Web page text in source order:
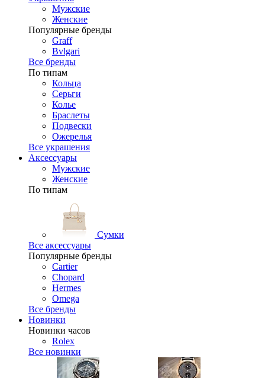
Мужские
Женские
Популярные бренды
Graff
Bvlgari
Все бренды
По типам
Кольца
Серьги
Колье
Браслеты
Подвески
Ожерелья
Все украшения
Аксессуары
Мужские
Женские
По типам
Сумки
Все аксессуары
Популярные бренды
Cartier
Chopard
Hermes
Omega
Все бренды
Новинки
Новинки часов
Rolex
Все новинки